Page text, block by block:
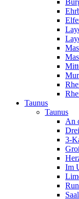
Taunus
Taunus
An
3-
Im